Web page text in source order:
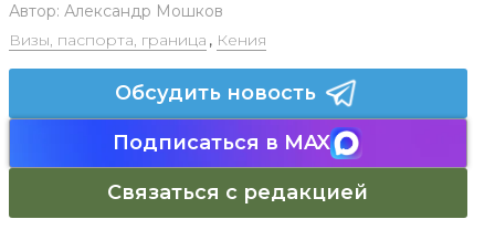
Автор: Александр Мошков
Визы, паспорта, граница , Кения
Обсудить новость
Подписаться в MAX
Связаться с редакцией